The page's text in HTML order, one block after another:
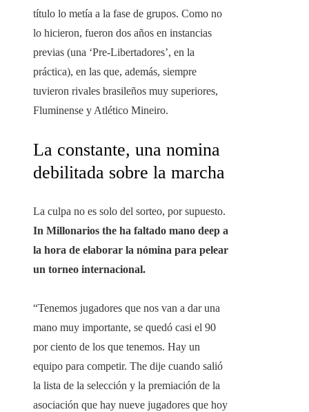
título lo metía a la fase de grupos. Como no
lo hicieron, fueron dos años en instancias
previas (una ‘Pre-Libertadores’, en la
práctica), en las que, además, siempre
tuvieron rivales brasileños muy superiores,
Fluminense y Atlético Mineiro.
La constante, una nomina
debilitada sobre la marcha
La culpa no es solo del sorteo, por supuesto.
In Millonarios the ha faltado mano deep a
la hora de elaborar la nómina para pelear
un torneo internacional.
“Tenemos jugadores que nos van a dar una
mano muy importante, se quedó casi el 90
por ciento de los que tenemos. Hay un
equipo para competir. The dije cuando salió
la lista de la selección y la premiación de la
asociación que hay nueve jugadores que hoy